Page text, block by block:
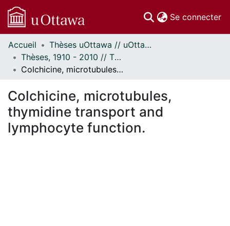
Se connecter
Communautés
et collections
Parcourir
À propos
Accueil
Thèses uOttawa // uOttawa Theses
Thèses, 1910 - 2010 // Theses, 1910 - 2010
Colchicine, microtubules, thymidine transport and lymphocyte function.
Colchicine, microtubules,
thymidine transport and
lymphocyte function.